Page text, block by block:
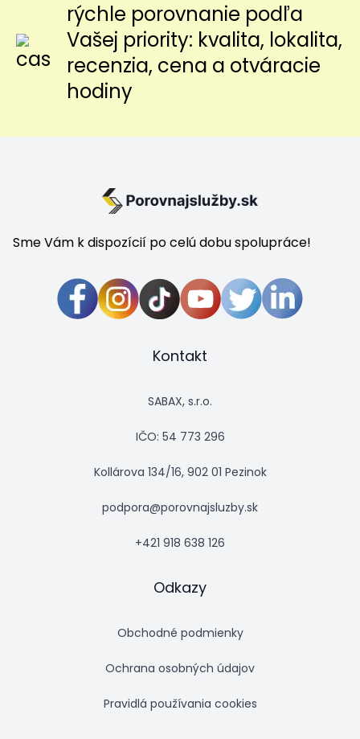
rýchle porovnanie podľa
Vašej priority: kvalita, lokalita,
recenzia, cena a otváracie
hodiny
Sme Vám k dispozícií po celú dobu spolupráce!
Kontakt
SABAX, s.r.o.
IČO: 54 773 296
Kollárova 134/16, 902 01 Pezinok
podpora@porovnajsluzby.sk
+421 918 638 126
Odkazy
Obchodné podmienky
Ochrana osobných údajov
Pravidlá používania cookies